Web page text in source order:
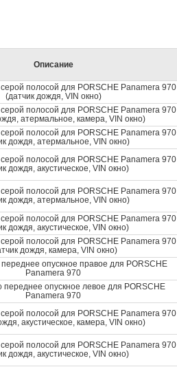
Описание
полосой для PORSCHE Panamera 970
(датчик дождя, VIN окно)
полосой для PORSCHE Panamera 970
атермальное, камера, VIN окно)
полосой для PORSCHE Panamera 970
дождя, атермальное, VIN окно)
полосой для PORSCHE Panamera 970
дождя, акустическое, VIN окно)
полосой для PORSCHE Panamera 970
дождя, атермальное, VIN окно)
полосой для PORSCHE Panamera 970
дождя, акустическое, VIN окно)
полосой для PORSCHE Panamera 970
дождя, камера, VIN окно)
переднее опускное правое для PORSCHE
Panamera 970
переднее опускное левое для PORSCHE
Panamera 970
полосой для PORSCHE Panamera 970
акустическое, камера, VIN окно)
полосой для PORSCHE Panamera 970
дождя, акустическое, VIN окно)